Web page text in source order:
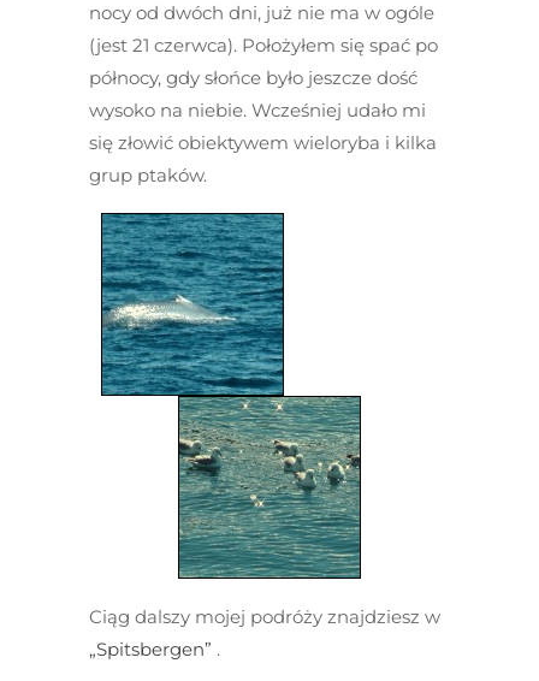
nocy od dwóch dni, już nie ma w ogóle
(jest 21 czerwca). Położyłem się spać po
północy, gdy słońce było jeszcze dość
wysoko na niebie. Wcześniej udało mi
się złowić obiektywem wieloryba i kilka
grup ptaków.
Ciąg dalszy mojej podróży znajdziesz w
„Spitsbergen” .